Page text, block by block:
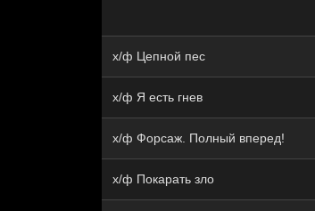
х/ф Цепной пес
х/ф Я есть гнев
х/ф Форсаж. Полный вперед!
х/ф Покарать зло